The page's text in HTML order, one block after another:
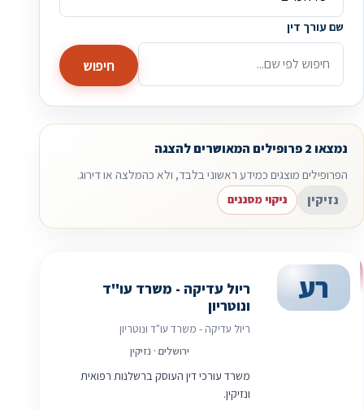
שם עורך דין
חיפוש
נמצאו 2 פרופילים המאושרים להצגה
הפרופילים מוצגים כמידע ראשוני בלבד, ולא כהמלצה או דירוג.
נזיקין
ניקוי מסננים
רע
ריול עדיקה - משרד עו"ד
ונוטריון
ריול עדיקה - משרד עו"ד ונוטריון
ירושלים · נזיקין
משרד עורכי דין העוסק ברשלנות רפואית
ונזיקין.